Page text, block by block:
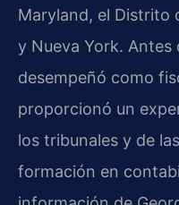
Maryland, el Distrito
y Nueva York.
desempeñó como
proporcionó un
los tribunales y de
formación en